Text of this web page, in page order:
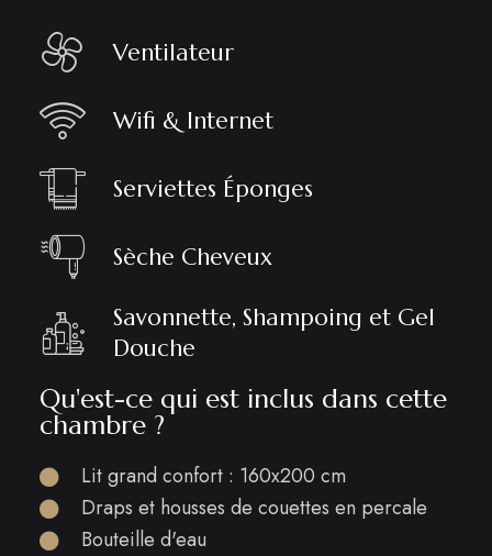
Ventilateur
Wifi & Internet
Serviettes Éponges
Sèche Cheveux
Savonnette, Shampoing et Gel
Douche
Qu'est-ce qui est inclus dans cette
chambre ?
Lit grand confort : 160x200 cm
Draps et housses de couettes en percale
Bouteille d'eau